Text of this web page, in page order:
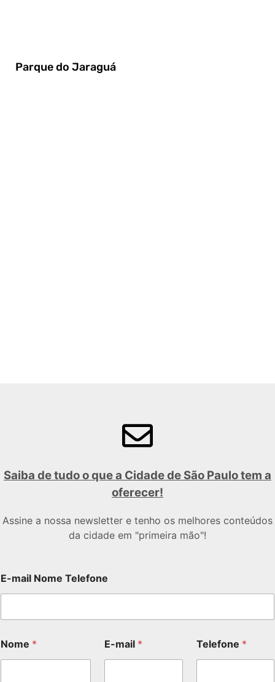
Parque do Jaraguá
Saiba de tudo o que a Cidade de São Paulo tem a
oferecer!
Assine a nossa newsletter e tenho os melhores conteúdos
da cidade em "primeira mão"!
E-mail Nome Telefone
Nome * E-mail * Telefone *